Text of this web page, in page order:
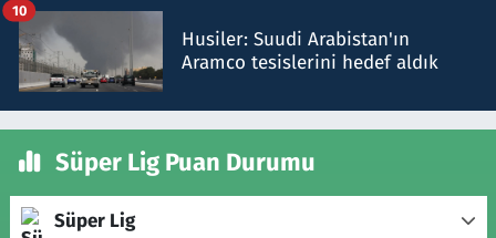
Husiler: Suudi Arabistan'ın
Aramco tesislerini hedef aldık
10
Süper Lig Puan Durumu
Süper Lig